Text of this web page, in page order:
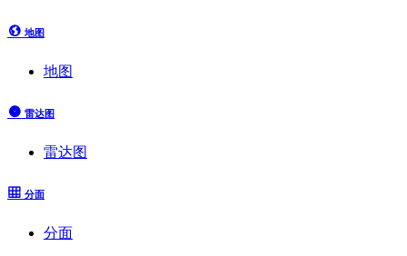
地图
地图
雷达图
雷达图
分面
分面